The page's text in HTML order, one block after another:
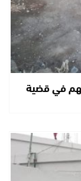
في قضية